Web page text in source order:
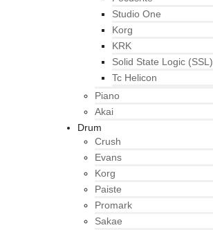
Studio One
Korg
KRK
Solid State Logic (SSL)
Tc Helicon
Piano
Akai
Drum
Crush
Evans
Korg
Paiste
Promark
Sakae